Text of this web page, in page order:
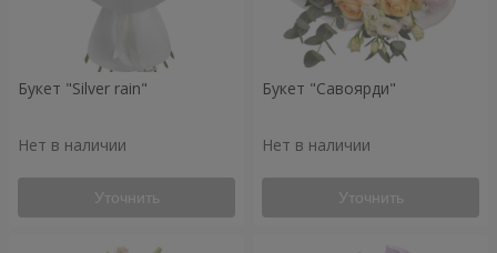
Букет "Silver rain"
Нет в наличии
Уточнить
Букет "Савоярди"
Нет в наличии
Уточнить